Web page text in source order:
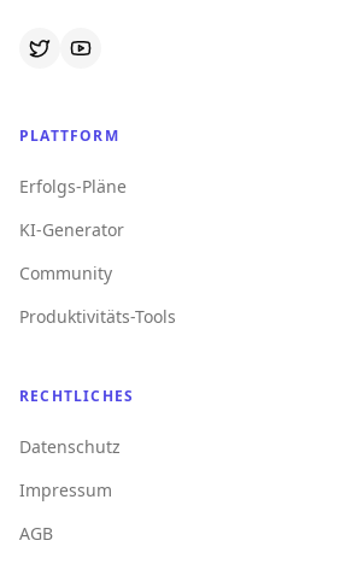
PLATTFORM
Erfolgs-Pläne
KI-Generator
Community
Produktivitäts-Tools
RECHTLICHES
Datenschutz
Impressum
AGB